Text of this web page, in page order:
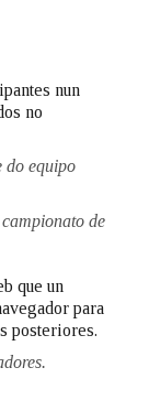
nun
no
do equipo
de
que un
para
posteriores.